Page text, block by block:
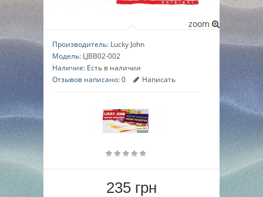
zoom
Производитель: Lucky John
Модель: LJBB02-002
Наличие: Есть в наличии
Отзывов написано:0 Написать
235 грн